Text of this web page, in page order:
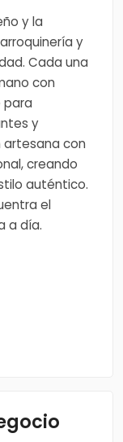
y la
y
Cada una
con
para
y
artesana con
creando
auténtico.
el
a día.